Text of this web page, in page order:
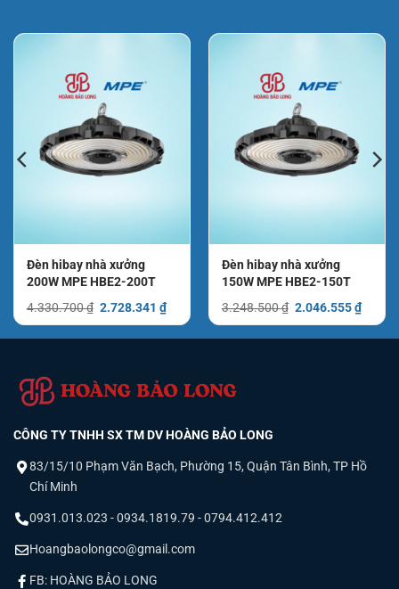
Đèn hibay nhà xưởng
200W MPE HBE2-200T
4.330.700₫ Giá
là:
4.330.700 ₫.
2.728.341 ₫Giá
hiện
tại
là:
Đèn hibay nhà xưởng
150W MPE HBE2-150T
3.248.500₫ Giá
là:
3.248.500 ₫.
2.046.555₫Giá
hiện
tại
là:
CÔNG TY TNHH SX TM DV HOÀNG BẢO LONG
83/15/10 Phạm Văn Bạch, Phường 15, Quận Tân Bình, TP Hồ
Chí Minh
0931.013.023 - 0934.1819.79 - 0794.412.412
Hoangbaolongco@gmail.com
FB: HOÀNG BẢO LONG